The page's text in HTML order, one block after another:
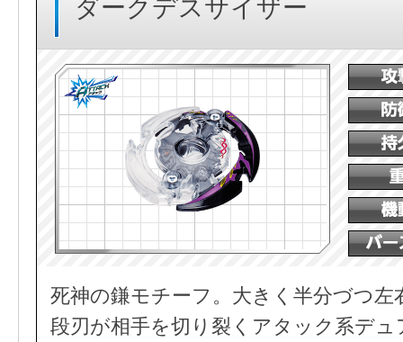
ダークデスサイザー
死神の鎌モチーフ。大きく半分づつ
段刃が相手を切り裂くアタック系デ